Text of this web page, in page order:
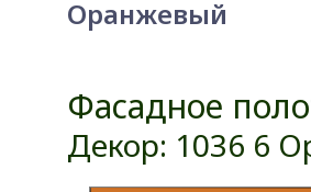
Оранжевый
Фасадное
Декор: 1036 6